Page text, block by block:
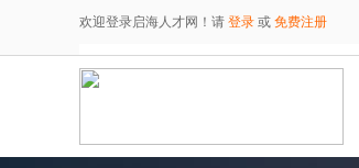
欢迎登录启海人才网！请 登录 或 免费注册